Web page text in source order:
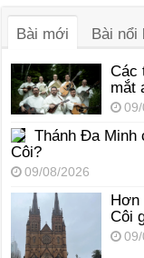
Bài mới Bài nổi
Các
mắt
Thánh Đa Minh
Côi?
09/08/2026
Hơn
Côi